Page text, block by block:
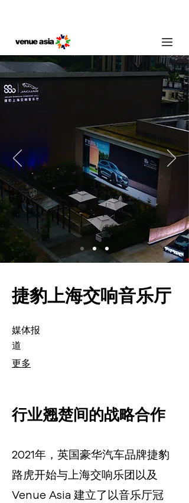
​捷豹上海交响音乐厅
媒体报
道
更多
行业翘楚间的战略合作
2021年，英国豪华汽车品牌捷豹
路虎开始与上海交响乐团以及
Venue Asia 建立了以音乐厅冠